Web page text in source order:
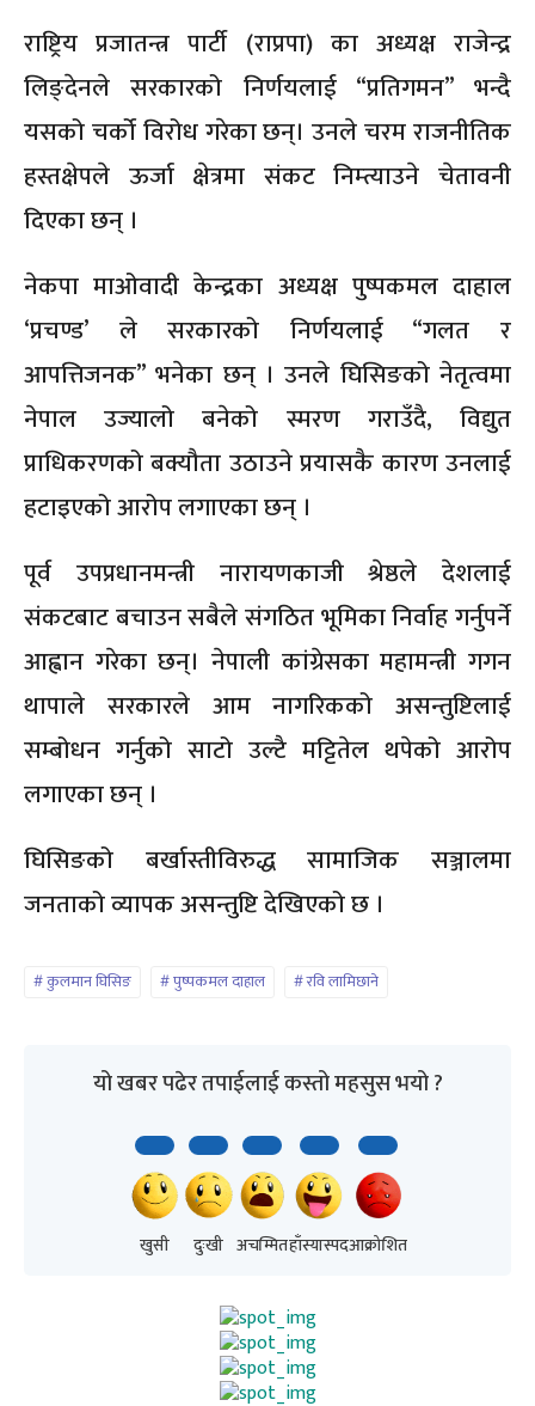
राष्ट्रिय प्रजातन्त्र पार्टी (राप्रपा) का अध्यक्ष राजेन्द्र
लिङ्देनले सरकारको निर्णयलाई “प्रतिगमन” भन्दै
यसको चर्को विरोध गरेका छन्। उनले चरम राजनीतिक
हस्तक्षेपले ऊर्जा क्षेत्रमा संकट निम्त्याउने चेतावनी
दिएका छन् ।
नेकपा माओवादी केन्द्रका अध्यक्ष पुष्पकमल दाहाल
‘प्रचण्ड’ ले सरकारको निर्णयलाई “गलत र
आपत्तिजनक” भनेका छन् । उनले घिसिङको नेतृत्वमा
नेपाल उज्यालो बनेको स्मरण गराउँदै, विद्युत
प्राधिकरणको बक्यौता उठाउने प्रयासकै कारण उनलाई
हटाइएको आरोप लगाएका छन् ।
पूर्व उपप्रधानमन्त्री नारायणकाजी श्रेष्ठले देशलाई
संकटबाट बचाउन सबैले संगठित भूमिका निर्वाह गर्नुपर्ने
आह्वान गरेका छन्। नेपाली कांग्रेसका महामन्त्री गगन
थापाले सरकारले आम नागरिकको असन्तुष्टिलाई
सम्बोधन गर्नुको साटो उल्टै मट्टितेल थपेको आरोप
लगाएका छन् ।
घिसिङको बर्खास्तीविरुद्ध सामाजिक सञ्जालमा
जनताको व्यापक असन्तुष्टि देखिएको छ ।
कुलमान घिसिङ पुष्पकमल दाहाल रवि लामिछाने
यो खबर पढेर तपाईलाई कस्तो महसुस भयो ?
खुसी दुःखी अचम्मितहाँस्यास्पदआक्रोशित